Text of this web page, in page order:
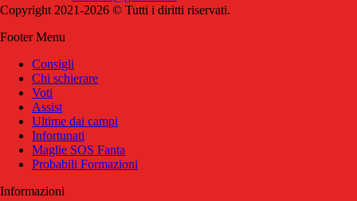
Copyright 2021-2026 © Tutti i diritti riservati.
Footer Menu
Consigli
Chi schierare
Voti
Assist
Ultime dai campi
Infortunati
Maglie SOS Fanta
Probabili Formazioni
Informazioni